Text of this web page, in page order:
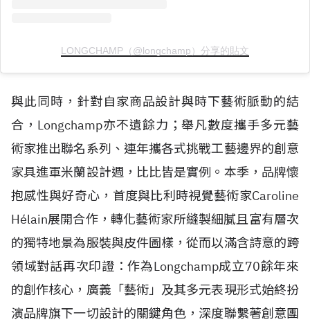
LONGCHAMP（@longchamp）分享的貼文
與此同時，針對自家商品設計與時下藝術脈動的結
合，Longchamp亦不遺餘力；舉凡數度攜手多元藝
術家推出聯名系列、連年攜各式挑戰工藝邊界的創意
家具進軍米蘭設計週，比比皆是實例。本季，品牌懷
抱感性與好奇心，首度與比利時視覺藝術家Caroline
Hélain展開合作，轉化藝術家所縫製細膩且富有層次
的獨特地景為服裝與皮件圖樣，從而以滿含詩意的跨
領域對話再次印證：作為Longchamp成立70餘年來
的創作核心，廣義「藝術」及其多元表現形式始終扮
演品牌旗下一切設計的關鍵角色，深度聯繫著創意團